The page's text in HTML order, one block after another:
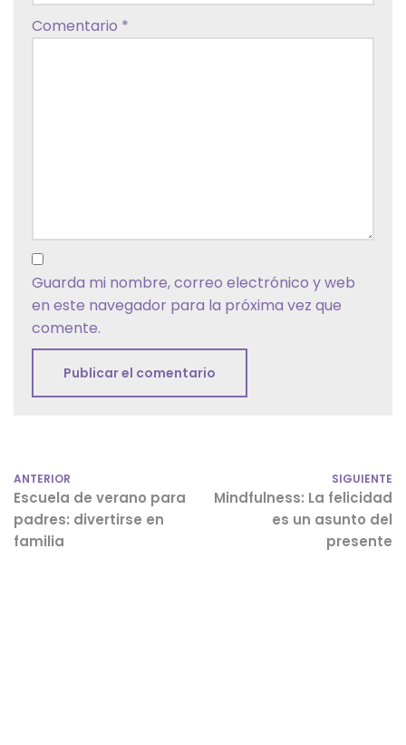
Comentario *
Guarda mi nombre, correo electrónico y web
en este navegador para la próxima vez que
comente.
ANTERIOR
Escuela de verano para
padres: divertirse en
familia
SIGUIENTE
Mindfulness: La felicidad
es un asunto del
presente